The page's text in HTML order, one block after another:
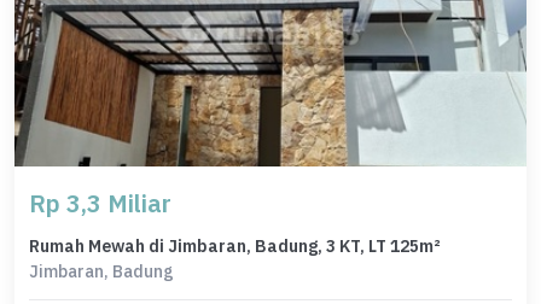
Rp 3,3 Miliar
Rumah Mewah di Jimbaran, Badung, 3 KT, LT 125m²
Jimbaran, Badung